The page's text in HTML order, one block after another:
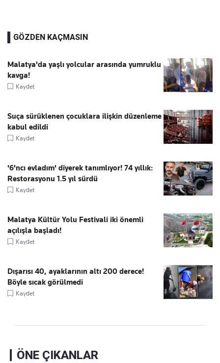
GÖZDEN KAÇMASIN
Malatya'da yaşlı yolcular arasında yumruklu
kavga!
Kaydet
Suça sürüklenen çocuklara ilişkin düzenleme
kabul edildi
Kaydet
'6'ncı evladım' diyerek tanımlıyor! 74 yıllık:
Restorasyonu 1.5 yıl sürdü
Kaydet
Malatya Kültür Yolu Festivali iki önemli
açılışla başladı!
Kaydet
Dışarısı 40, ayaklarının altı 200 derece!
Böyle sıcak görülmedi
Kaydet
ÖNE ÇIKANLAR